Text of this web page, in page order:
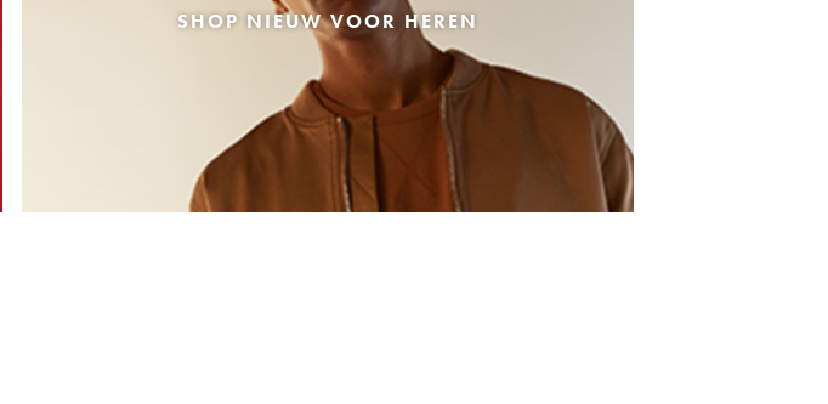
SHOP NIEUW VOOR HEREN